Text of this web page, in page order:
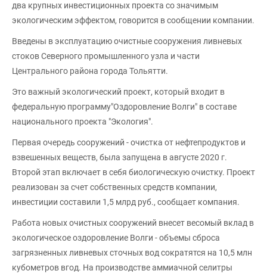
два крупных инвестиционных проекта со значимым
экологическим эффектом, говорится в сообщении компании.
Введены в эксплуатацию очистные сооружения ливневых
стоков Северного промышленного узла и части
Центрального района города Тольятти.
Это важный экологический проект, который входит в
федеральную программу"Оздоровление Волги" в составе
национального проекта "Экология".
Первая очередь сооружений - очистка от нефтепродуктов и
взвешенных веществ, была запущена в августе 2020 г.
Второй этап включает в себя биологическую очистку. Проект
реализован за счет собственных средств компании,
инвестиции составили 1,5 млрд руб., сообщает компания.
Работа новых очистных сооружений внесет весомый вклад в
экологическое оздоровление Волги - объемы сброса
загрязненных ливневых сточных вод сократятся на 10,5 млн
кубометров вгод. На производстве аммиачной селитры